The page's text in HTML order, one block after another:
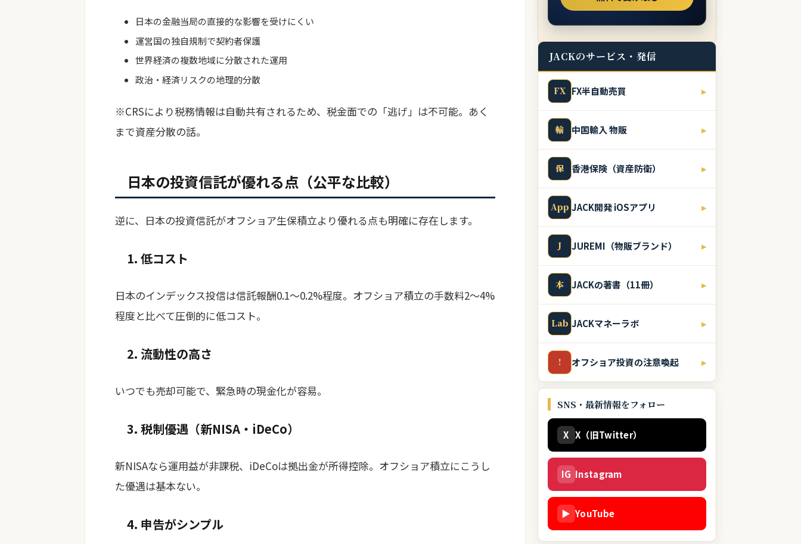
日本の金融当局の直接的な影響を受けにくい
運営国の独自規制で契約者保護
世界経済の複数地域に分散された運用
政治・経済リスクの地理的分散
※CRSにより税務情報は自動共有されるため、税金面での「逃げ」は不可能。あく
まで資産分散の話。
日本の投資信託が優れる点（公平な比較）
逆に、日本の投資信託がオフショア生保積立より優れる点も明確に存在します。
1. 低コスト
日本のインデックス投信は信託報酬0.1〜0.2%程度。オフショア積立の手数料2〜4%
程度と比べて圧倒的に低コスト。
2. 流動性の高さ
いつでも売却可能で、緊急時の現金化が容易。
3. 税制優遇（新NISA・iDeCo）
新NISAなら運用益が非課税、iDeCoは拠出金が所得控除。オフショア積立にこうし
た優遇は基本ない。
4. 申告がシンプル
JACKのサービス・発信
FX FX半自動売買 ▸
輸 中国輸入 物販 ▸
保 香港保険（資産防衛） ▸
App JACK開発 iOSアプリ ▸
J JUREMI（物販ブランド） ▸
本 JACKの著書（11冊） ▸
Lab JACKマネーラボ ▸
! オフショア投資の注意喚起 ▸
SNS・最新情報をフォロー
X X（旧Twitter）
IG Instagram
▶ YouTube